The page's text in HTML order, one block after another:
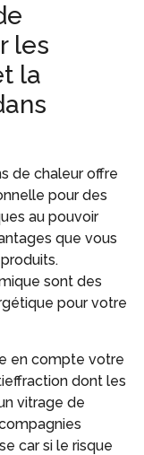
les
la
de chaleur offre
pour des
au pouvoir
que vous
sont des
pour votre
en compte votre
dont les
vitrage de
car si le risque